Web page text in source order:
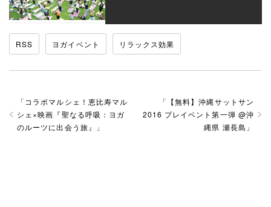
RSS ヨガイベント リラックス効果
「 【無料】沖縄サットサン
2016 プレイベント第一弾 @沖
縄県 瀬長島 」
「 コラボマルシェ！恵比寿マル
シェ×映画『聖なる呼吸：ヨガ
のルーツに出会う旅』
」